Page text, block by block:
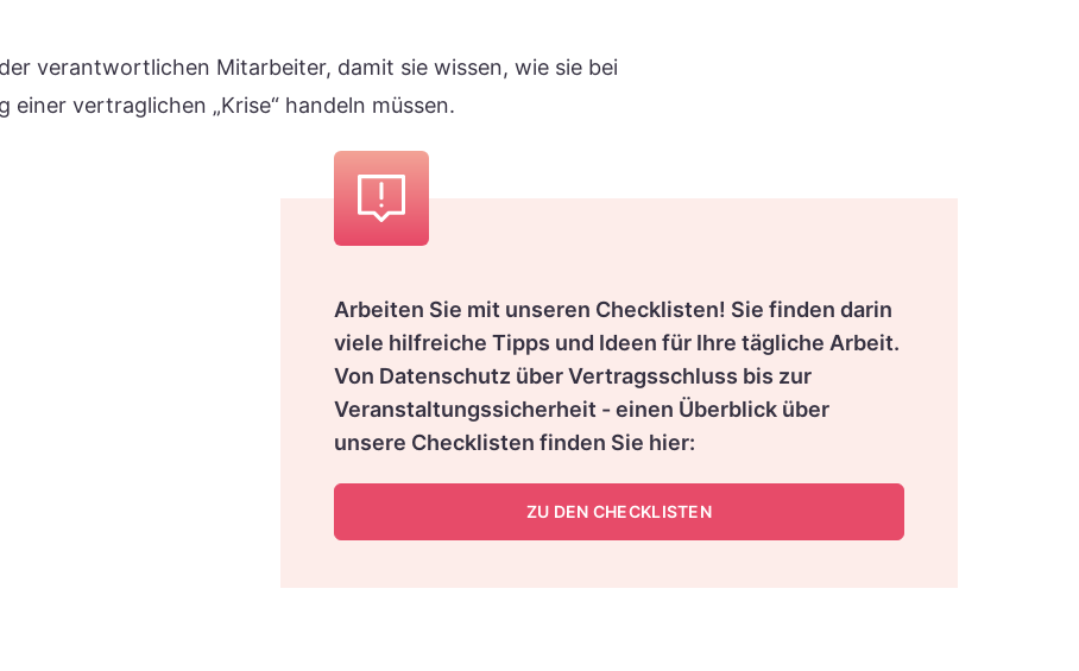
der verantwortlichen Mitarbeiter, damit sie wissen, wie sie bei
einer vertraglichen „Krise“ handeln müssen.
Arbeiten Sie mit unseren Checklisten! Sie finden darin
viele hilfreiche Tipps und Ideen für Ihre tägliche Arbeit.
Von Datenschutz über Vertragsschluss bis zur
Veranstaltungssicherheit - einen Überblick über
unsere Checklisten finden Sie hier:
ZU DEN CHECKLISTEN